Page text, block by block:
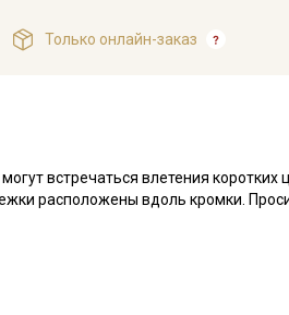
Только онлайн-заказ
встречаться влетения коротких
расположены вдоль кромки.